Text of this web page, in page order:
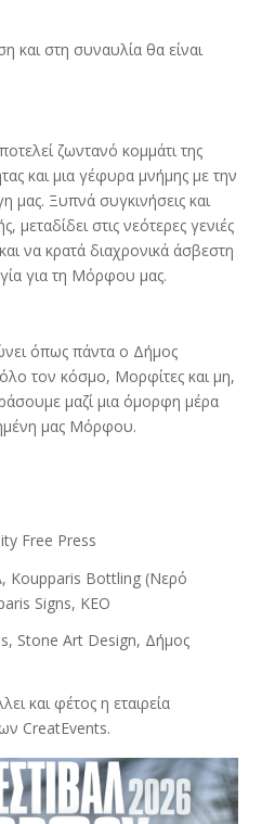
και στη συναυλία θα είναι
ζωντανό κομμάτι της
και μια γέφυρα μνήμης με την
μας. Ξυπνά συγκινήσεις και
μεταδίδει στις νεότερες γενιές
να κρατά διαχρονικά άσβεστη
για τη Μόρφου μας.
όπως πάντα ο Δήμος
τον κόσμο, Μορφίτες και μη,
μαζί μια όμορφη μέρα
μας Μόρφου.
Free Press
Koupparis Bottling (Νερό
Signs, ΚΕΟ
Stone Art Design, Δήμος
και φέτος η εταιρεία
CreatEvents.